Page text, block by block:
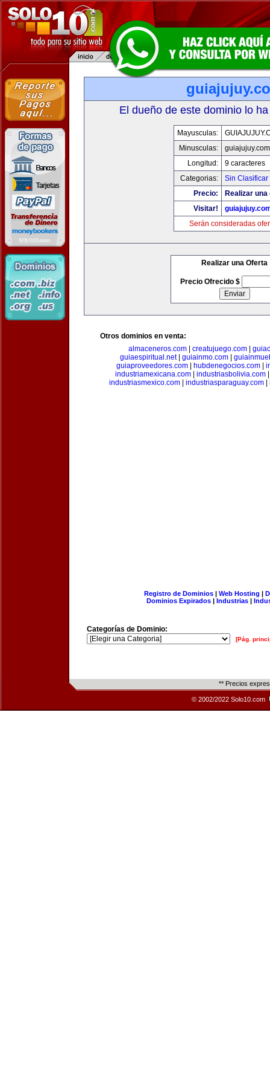
El dueño de este dominio lo
Mayusculas:
Minusculas:
guiajujuy.com
Longitud:
9 caracteres
Categorias:
Sin Clasificar
Precio:
Realizar
Visitar!
Serán consideradas
Realizar una Oferta
Precio Ofrecido $
Otros dominios en venta:
almaceneros.com
creatujuego.com
guiaespiritual.net| guiainmo.com
guiaproveedores.com
hubdenegocios.com
industriamexicana.com| industriasbolivia.com
industriasmexico.com
industriasparaguay.com
Registro de Dominios| Web Hosting |
Dominios Expirados | Industrias |
Categorías de Dominio:
[Pág.
** Precios
© 2002/2022 Solo10.com